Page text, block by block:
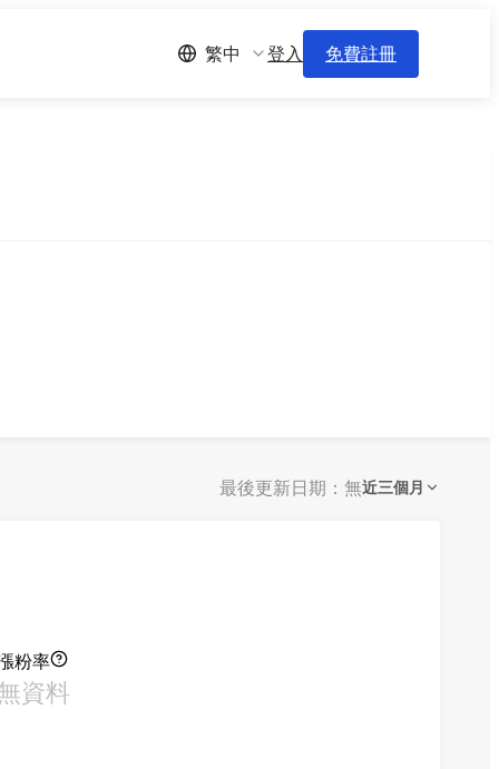
繁中 登入 免費註冊
最後更新日期：無近三個月
粉率
資料